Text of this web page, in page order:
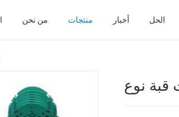
من نحن منتجات أخبار الحل
قبة نوع